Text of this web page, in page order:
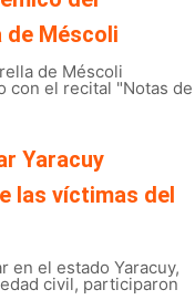
de Méscoli
de Méscoli
con el recital "Notas de
Yaracuy
las víctimas del
en el estado Yaracuy,
civil, participaron